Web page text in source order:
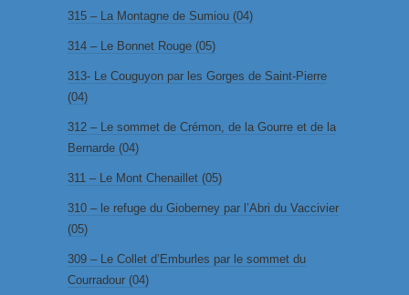
315 – La Montagne de Sumiou (04)
314 – Le Bonnet Rouge (05)
313- Le Couguyon par les Gorges de Saint-Pierre
(04)
312 – Le sommet de Crémon, de la Gourre et de la
Bernarde (04)
311 – Le Mont Chenaillet (05)
310 – le refuge du Gioberney par l’Abri du Vaccivier
(05)
309 – Le Collet d’Emburles par le sommet du
Courradour (04)